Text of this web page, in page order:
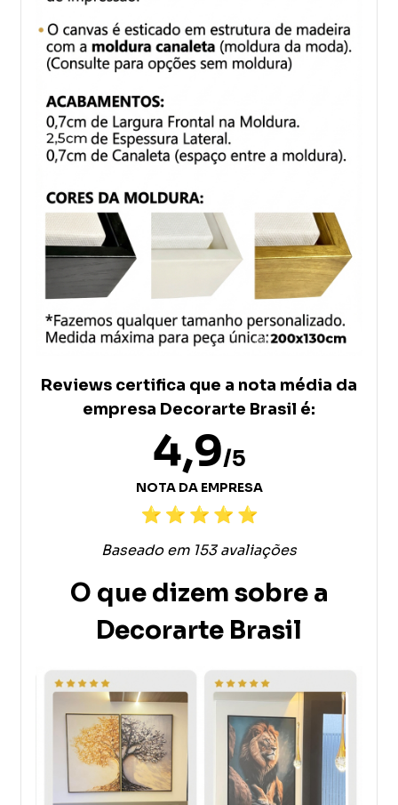
Reviews certifica que a nota média da
empresa Decorarte Brasil é:
4,9/5
NOTA DA EMPRESA
Baseado em 153 avaliações
O que dizem sobre a
Decorarte Brasil